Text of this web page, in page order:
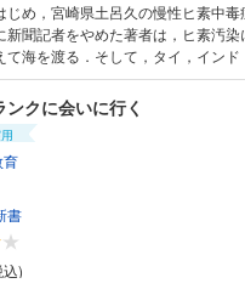
じめ，宮崎県土呂久の慢性ヒ素中
新聞記者をやめた著者は，ヒ素汚
て海を渡る．そして，タイ，イン
，研究者，技術者をまきこみ，現
題に取り組んでいく．
クに会いに行く
育
書
)